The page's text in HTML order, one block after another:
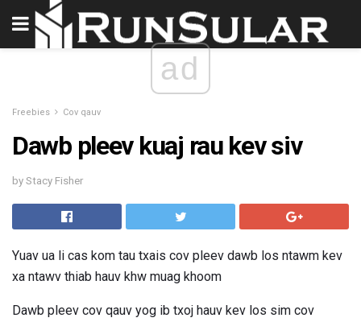
ad
Freebies Cov qauv
Dawb pleev kuaj rau kev siv
by Stacy Fisher
Yuav ua li cas kom tau txais cov pleev dawb los ntawm kev
xa ntawv thiab hauv khw muag khoom
Dawb pleev cov qauv yog ib txoj hauv kev los sim cov